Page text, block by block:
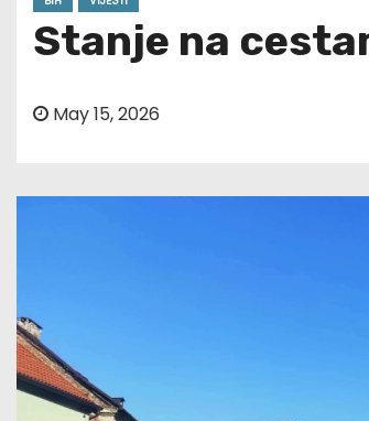
Stanje na
May 15, 2026